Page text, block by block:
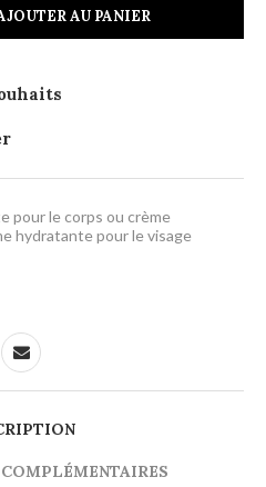
AU PANIER
pour le corps ou crème
hydratante pour le visage